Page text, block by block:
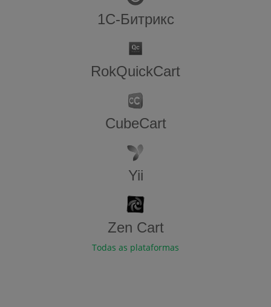
1С-Битрикс
RokQuickCart
CubeCart
Yii
Zen​ ​Cart
Todas as plataformas